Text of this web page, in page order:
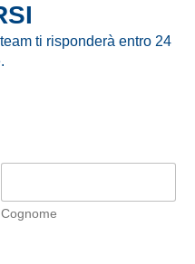
ti risponderà entro 24
Cognome